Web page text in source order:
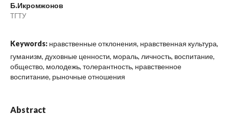
Б.Икромжонов
ТГТУ
Keywords: нравственные отклонения, нравственная культура,
гуманизм, духовные ценности, мораль, личность, воспитание,
общество, молодежь, толерантность, нравственное
воспитание, рыночные отношения
Abstract